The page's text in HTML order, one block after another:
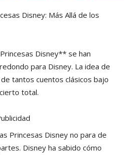
Disney: Más Allá de los
Disney** se han
para Disney. La idea de
tantos cuentos clásicos bajo
total.
Princesas Disney no para de
Disney ha sabido cómo